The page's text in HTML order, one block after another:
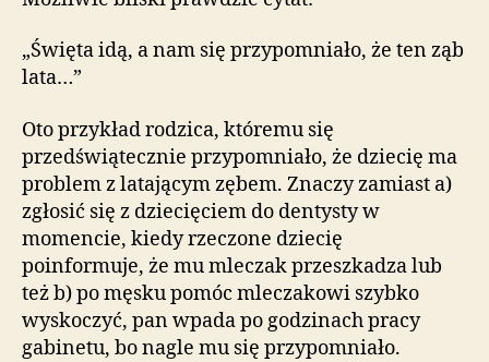
„Święta idą, a nam się przypomniało, że ten ząb
lata…”
Oto przykład rodzica, któremu się
przedświątecznie przypomniało, że dziecię ma
problem z latającym zębem. Znaczy zamiast a)
zgłosić się z dziecięciem do dentysty w
momencie, kiedy rzeczone dziecię
poinformuje, że mu mleczak przeszkadza lub
też b) po męsku pomóc mleczakowi szybko
wyskoczyć, pan wpada po godzinach pracy
gabinetu, bo nagle mu się przypomniało.